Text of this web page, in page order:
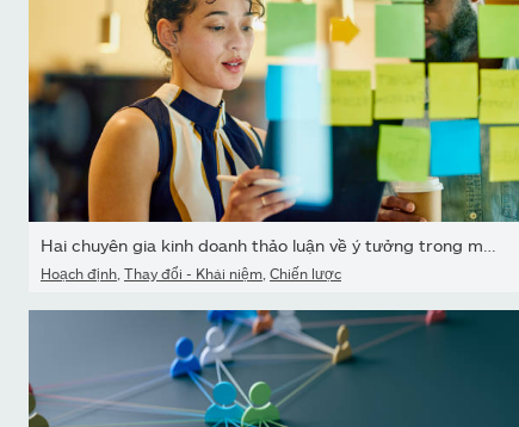
Hoạch định Thay đổi - Khái niệm Chiến lược